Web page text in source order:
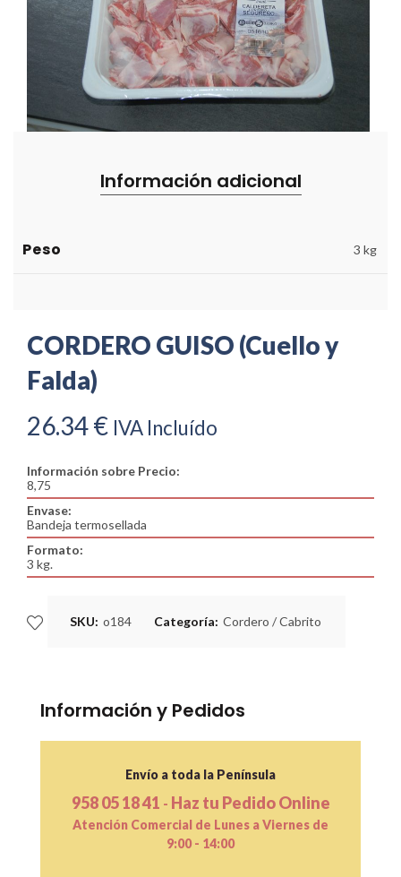
Información adicional
Peso 3 kg
CORDERO GUISO (Cuello y
Falda)
26.34€ IVA Incluído
Información sobre Precio:
8,75
Envase:
Bandeja termosellada
Formato:
3 kg.
SKU: o184 Categoría: Cordero / Cabrito
Información y Pedidos
Envío a toda la Península
958 05 18 41 - Haz tu Pedido Online
Atención Comercial de Lunes a Viernes de
9:00 - 14:00